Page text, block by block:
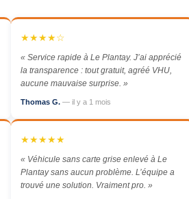
★★★★☆
« Service rapide à Le Plantay. J’ai apprécié
la transparence : tout gratuit, agréé VHU,
aucune mauvaise surprise. »
Thomas G. — il y a 1 mois
★★★★★
« Véhicule sans carte grise enlevé à Le
Plantay sans aucun problème. L’équipe a
trouvé une solution. Vraiment pro. »